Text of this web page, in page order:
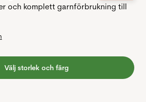
och komplett garnförbrukning till
Välj storlek och färg